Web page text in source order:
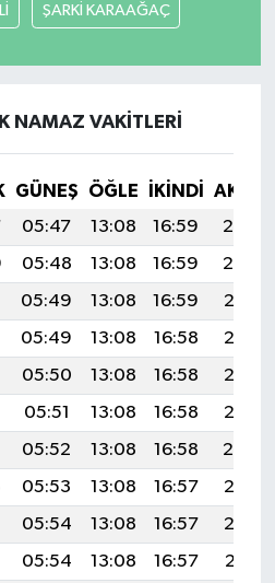
ŞARKİ KARAAĞAÇ
NAMAZ VAKITLERI
GÜNEŞ ÖĞLE İKINDI
05:47 13:08 16:59
20:19
05:48 13:08 16:59
20:19
05:49 13:08 16:59
20:18
05:49 13:08 16:58
20:17
05:50 13:08 16:58
20:16
05:51 13:08 16:58
20:15
05:52 13:08 16:58
20:14
05:53 13:08 16:57
20:13
05:54 13:08 16:57
20:12
05:54 13:08 16:57
20:11